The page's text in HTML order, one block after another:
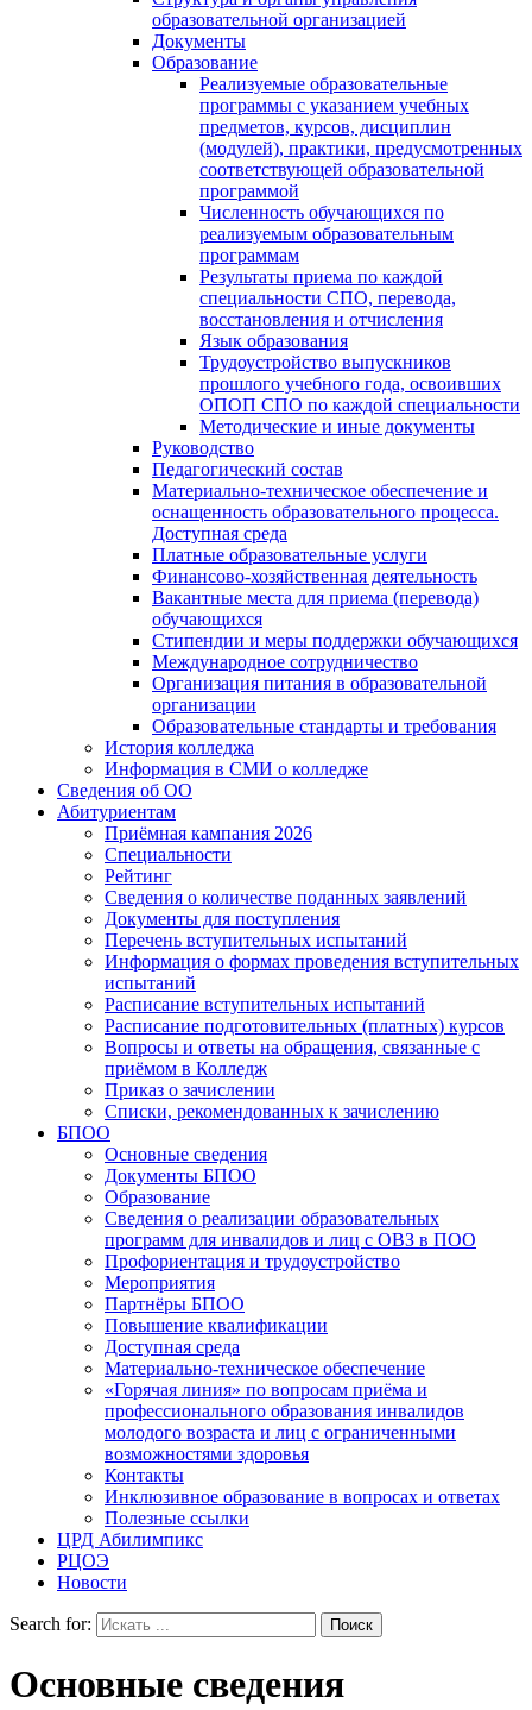
образовательной организацией
Документы
Образование
Реализуемые образовательные
программы с указанием учебных
предметов, курсов, дисциплин
(модулей), практики, предусмотренных
соответствующей образовательной
программой
Численность обучающихся по
реализуемым образовательным
программам
Результаты приема по каждой
специальности СПО, перевода,
восстановления и отчисления
Язык образования
Трудоустройство выпускников
прошлого учебного года, освоивших
ОПОП СПО по каждой специальности
Методические и иные документы
Руководство
Педагогический состав
Материально-техническое обеспечение и
оснащенность образовательного процесса.
Доступная среда
Платные образовательные услуги
Финансово-хозяйственная деятельность
Вакантные места для приема (перевода)
обучающихся
Стипендии и меры поддержки обучающихся
Международное сотрудничество
Организация питания в образовательной
организации
Образовательные стандарты и требования
История колледжа
Информация в СМИ о колледже
Сведения об ОО
Абитуриентам
Приёмная кампания 2026
Специальности
Рейтинг
Сведения о количестве поданных заявлений
Документы для поступления
Перечень вступительных испытаний
Информация о формах проведения вступительных
испытаний
Расписание вступительных испытаний
Расписание подготовительных (платных) курсов
Вопросы и ответы на обращения, связанные с
приёмом в Колледж
Приказ о зачислении
Списки, рекомендованных к зачислению
БПОО
Основные сведения
Документы БПОО
Образование
Сведения о реализации образовательных
программ для инвалидов и лиц с ОВЗ в ПОО
Профориентация и трудоустройство
Мероприятия
Партнёры БПОО
Повышение квалификации
Доступная среда
Материально-техническое обеспечение
«Горячая линия» по вопросам приёма и
профессионального образования инвалидов
молодого возраста и лиц с ограниченными
возможностями здоровья
Контакты
Инклюзивное образование в вопросах и ответах
Полезные ссылки
ЦРД Абилимпикс
РЦОЭ
Новости
Search for:
Основные сведения